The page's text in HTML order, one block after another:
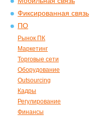
Фиксированная связь
ПО
Рынок ПК
Маркетинг
Торговые сети
Оборудование
Outsourcing
Кадры
Регулирование
Финансы